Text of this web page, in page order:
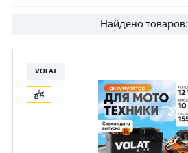
Найдено товаров:
VOLAT